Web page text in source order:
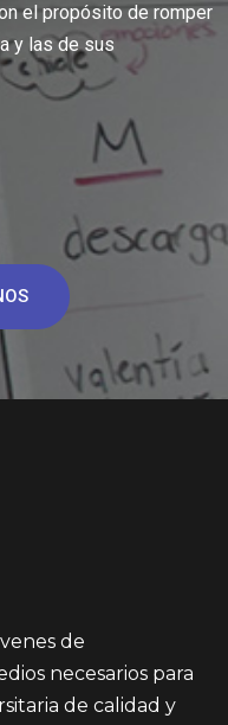
el propósito de romper
y las de sus
de
necesarios para
de calidad y